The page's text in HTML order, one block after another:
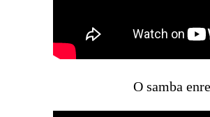
O samba